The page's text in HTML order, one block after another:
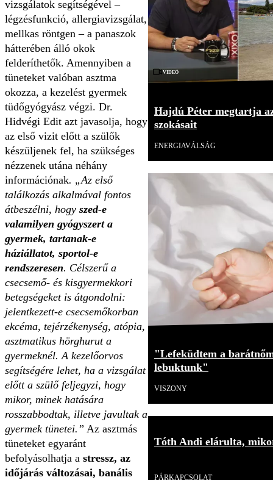
vizsgálatok segítségével –
légzésfunkció, allergiavizsgálat,
mellkas röntgen – a panaszok
hátterében álló okok
felderíthetők. Amennyiben a
tüneteket valóban asztma
okozza, a kezelést gyermek
tüdőgyógyász végzi. Dr.
Hidvégi Edit azt javasolja, hogy
az első vizit előtt a szülők
készüljenek fel, ha szükséges
nézzenek utána néhány
információnak. „Az első
találkozás alkalmával fontos
átbeszélni, hogy szed-e
valamilyen gyógyszert a
gyermek, tartanak-e
háziállatot, sportol-e
rendszeresen. Célszerű a
csecsemő- és kisgyermekkori
betegségeket is átgondolni:
jelentkezett-e csecsemőkorban
ekcéma, tejérzékenység, atópia,
asztmatikus hörghurut a
gyermeknél. A kezelőorvos
segítségére lehet, ha a vizsgálat
előtt a szülő feljegyzi, hogy
mikor, minek hatására
rosszabbodtak, illetve javultak a
gyermek tünetei.” Az asztmás
tüneteket egyaránt
befolyásolhatja a stressz, az
időjárás változásai, banális
Videó
Hajdú Péter megtartja
szokásait
ENERGIAVÁLSÁG
"Lefeküdtem a
lebuktunk"
VISZONY
Tóth Andi elárulta,
PÁRKAPCSOLAT